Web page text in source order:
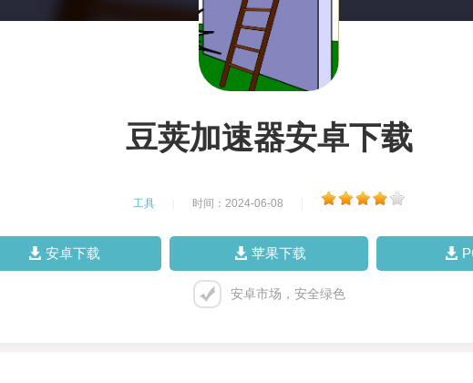
豆荚加速器安卓下载
工具 时间：2024-06-08
安卓下载 苹果下载
安卓市场，安全绿色